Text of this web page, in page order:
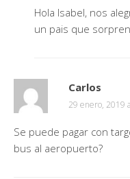
Hola Isabel, nos
un pais que
Carlos
29 enero, 2019
Se puede pagar con
bus al aeropuerto?